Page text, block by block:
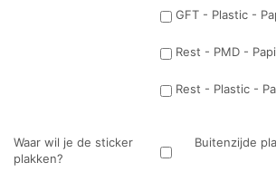
GFT - Plastic -
Rest - PMD -
Rest - Plastic -
Waar wil je de sticker
plakken?
Buitenzijde